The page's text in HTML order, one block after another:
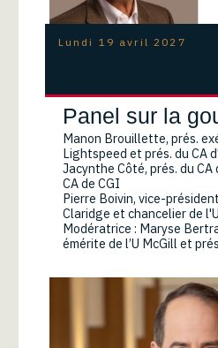
Lundi 19 avril 2027
Panel sur la
Manon Brouillette, prés.
Lightspeed et prés. du CA
Jacynthe Côté, prés. du
CA de CGI
Pierre Boivin, vice-
Claridge et chancelier de
Modératrice : Maryse
émérite de l’U McGill et